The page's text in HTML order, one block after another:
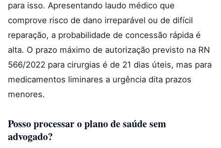
para isso. Apresentando laudo médico que
comprove risco de dano irreparável ou de difícil
reparação, a probabilidade de concessão rápida é
alta. O prazo máximo de autorização previsto na RN
566/2022 para cirurgias é de 21 dias úteis, mas para
medicamentos liminares a urgência dita prazos
menores.
Posso processar o plano de saúde sem
advogado?